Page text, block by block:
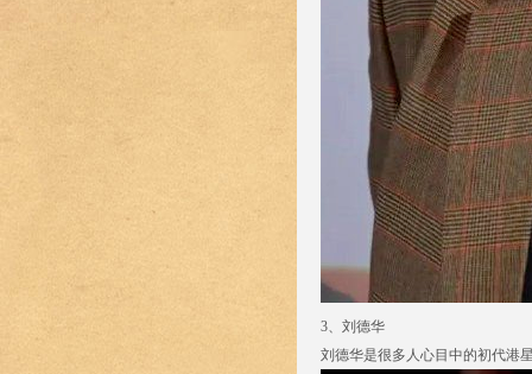
3、刘德华
刘德华是很多人心目中的初代港